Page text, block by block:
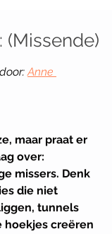
Anne
maar praat er
over:
missers. Denk
die niet
tunnels
creëren